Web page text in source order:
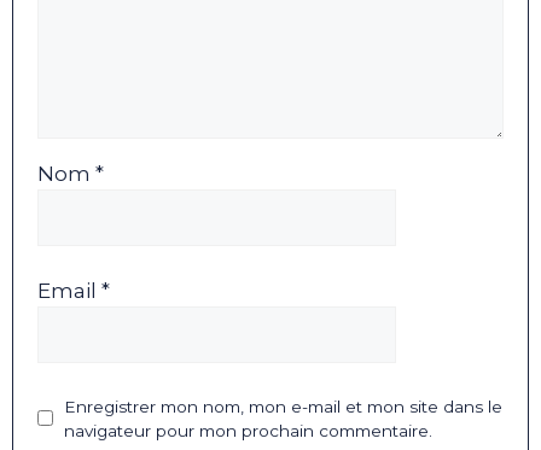
Nom *
Email *
Enregistrer mon nom, mon e-mail et mon site dans le
navigateur pour mon prochain commentaire.